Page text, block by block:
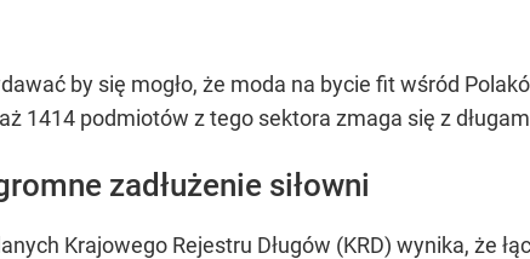
by się mogło, że moda na bycie fit wśród
1414 podmiotów z tego sektora zmaga się z
zadłużenie siłowni
Krajowego Rejestru Długów (KRD) wynika, że